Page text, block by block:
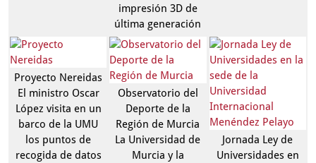
impresión 3D de
última generación
Proyecto Nereidas
El ministro Oscar
López visita en un
barco de la UMU
los puntos de
recogida de datos
Observatorio del
Deporte de la
Región de Murcia
La Universidad de
Murcia y la
Jornada Ley de
Universidades en